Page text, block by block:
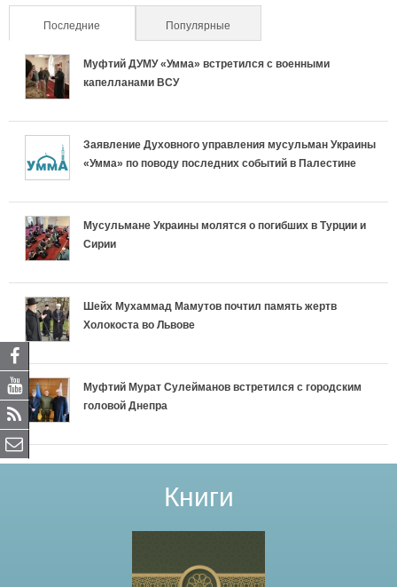
Последние (активная вкладка)Популярные
Муфтий ДУМУ «Умма» встретился с военными
капелланами ВСУ
Заявление Духовного управления мусульман Украины
«Умма» по поводу последних событий в Палестине
Мусульмане Украины молятся о погибших в Турции и
Сирии
Шейх Мухаммад Мамутов почтил память жертв
Холокоста во Львове
Муфтий Мурат Сулейманов встретился с городским
головой Днепра
Книги